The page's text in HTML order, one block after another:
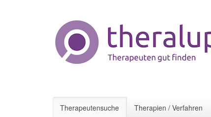
Therapeutensuche Therapien / Verfahren